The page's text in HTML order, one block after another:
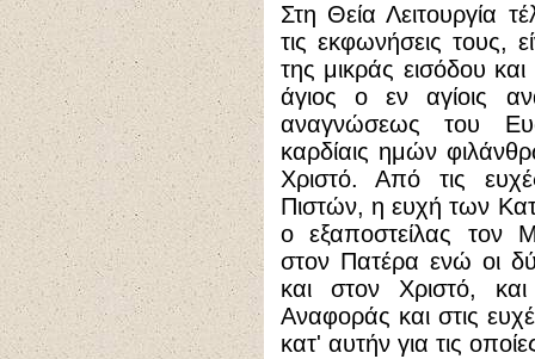
Στη Θεία Λειτουργία
τις εκφωνήσεις τους,
της μικράς εισόδου
άγιος ο εν αγίοις
αναγνώσεως του
καρδίαις ημών
Χριστό. Από τις
Πιστών, η ευχή των
ο εξαποστείλας τον
στον Πατέρα ενώ οι
και στον Χριστό,
Αναφοράς και στις
κατ' αυτήν για τις